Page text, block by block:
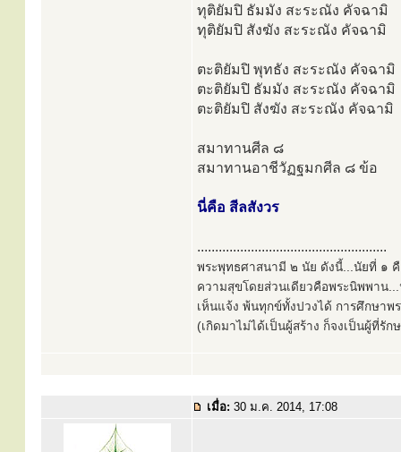
ทุติยัมปิ ธัมมัง สะระณัง คัจฉามิ
ทุติยัมปิ สังฆัง สะระณัง คัจฉามิ
ตะติยัมปิ พุทธัง สะระณัง คัจฉามิ
ตะติยัมปิ ธัมมัง สะระณัง คัจฉามิ
ตะติยัมปิ สังฆัง สะระณัง คัจฉามิ
สมาทานศีล ๘
สมาทานอาชีวัฏฐมกศีล ๘ ข้อ
นี่คือ สีลสังวร
.....................................................
พระพุทธศาสนามี ๒ นัย ดังนี้...นัยที่ ๑ คื
ความสุขโดยส่วนเดียวคือพระนิพพาน
เห็นแจ้ง พ้นทุกข์ทั้งปวงได้ การศึกษาพ
(เกิดมาไม่ได้เป็นผู้สร้าง ก็จงเป็นผู้ที่รั
เมื่อ: 30 ม.ค. 2014, 17:08